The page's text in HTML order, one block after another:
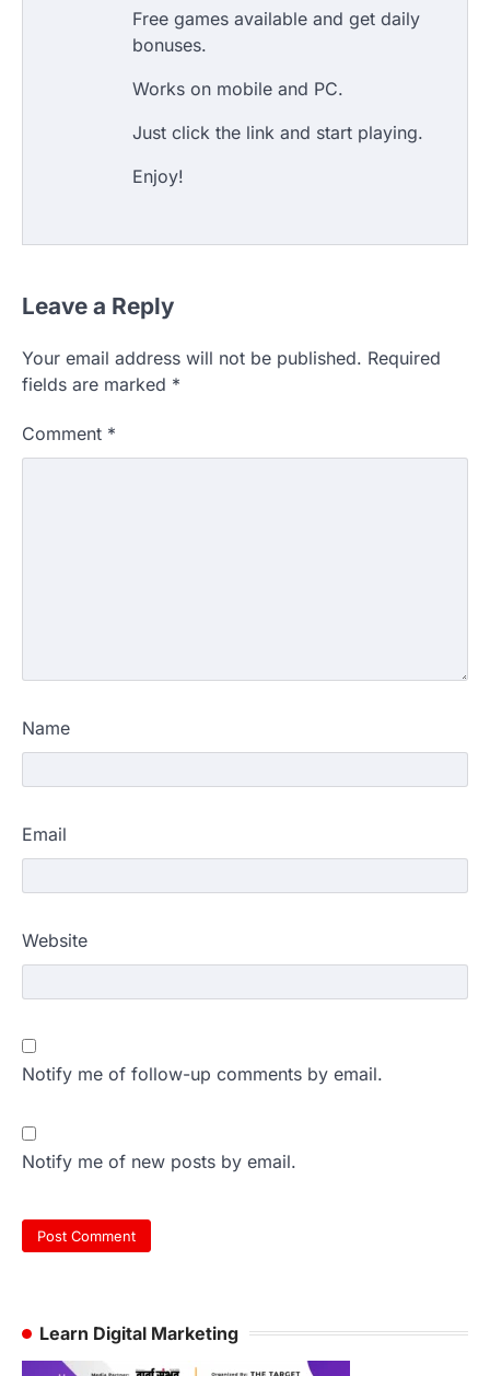
Free games available and get daily
bonuses.
Works on mobile and PC.
Just click the link and start playing.
Enjoy!
Leave a Reply
Your email address will not be published. Required
fields are marked *
Comment *
Name
Email
Website
Notify me of follow-up comments by email.
Notify me of new posts by email.
Learn Digital Marketing